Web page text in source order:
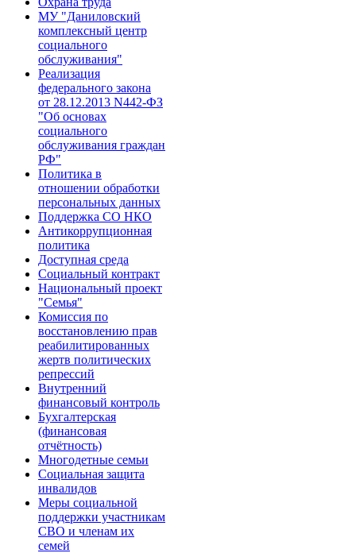
МУ "Даниловский
комплексный центр
социального
обслуживания"
Реализация
федерального закона
от 28.1​2.2013 N442-ФЗ
"Об основах
социального
обслуживания граждан
РФ"​
Политика в
отношении обработки
персональных данных
Поддержка СО НКО
Антикоррупционная
политика
Доступная среда
Социальный контракт
Национальный проект
"Семья"
Комиссия по
восстановлению прав
реабилитированных
жертв политических
репрессий
Внутренний
финансовый контроль
Бухгалтерская
(финансовая
отчётность)
Многодетные семьи
Cоциальная защита
инвалидов
Меры социальной
поддержки участникам
СВО и членам их
семей